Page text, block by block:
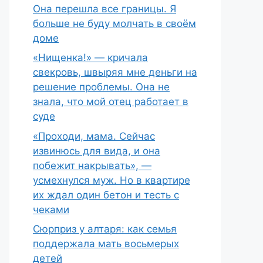
Она перешла все границы. Я
больше не буду молчать в своём
доме
«Нищенка!» — кричала
свекровь, швыряя мне деньги на
решение проблемы. Она не
знала, что мой отец работает в
суде
«Проходи, мама. Сейчас
извинюсь для вида, и она
побежит накрывать», —
усмехнулся муж. Но в квартире
их ждал один бетон и тесть с
чеками
Сюрприз у алтаря: как семья
поддержала мать восьмерых
детей